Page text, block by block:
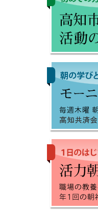
【お知らせ】7月16
弘氏【会場：高知会
2026.07.02
【お知らせ】7月9日
2026.06.25
【お知らせ】7月2日
2026.06.18
【お知らせ】6月25
2026.06.11
【お知らせ】6月18